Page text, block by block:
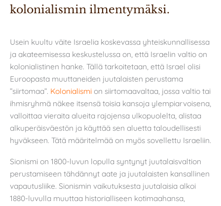
kolonialismin ilmentymäksi.
Usein kuultu väite Israelia koskevassa yhteiskunnallisessa
ja akateemisessa keskustelussa on, että Israelin valtio on
kolonialistinen hanke. Tällä tarkoitetaan, että Israel olisi
Euroopasta muuttaneiden juutalaisten perustama
”siirtomaa”. Kolonialismi on siirtomaavaltaa, jossa valtio tai
ihmisryhmä näkee itsensä toisia kansoja ylempiarvoisena,
valloittaa vieraita alueita rajojensa ulkopuolelta, alistaa
alkuperäisväestön ja käyttää sen aluetta taloudellisesti
hyväkseen. Tätä määritelmää on myös sovellettu Israeliin.
Sionismi on 1800-luvun lopulla syntynyt juutalaisvaltion
perustamiseen tähdännyt aate ja juutalaisten kansallinen
vapautusliike. Sionismin vaikutuksesta juutalaisia alkoi
1880-luvulla muuttaa historialliseen kotimaahansa,